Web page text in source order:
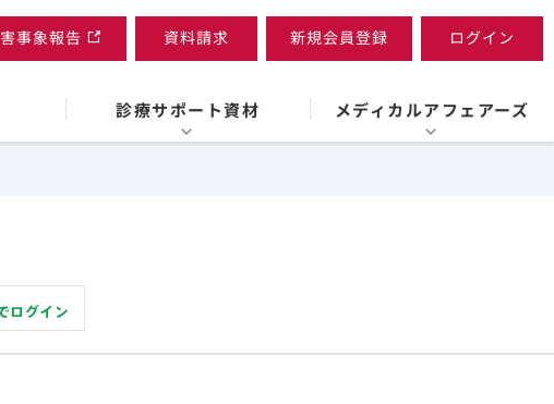
事象報告 資料請求 新規会員登録 ログイン
診療サポート資材 メディカルアフェアーズ